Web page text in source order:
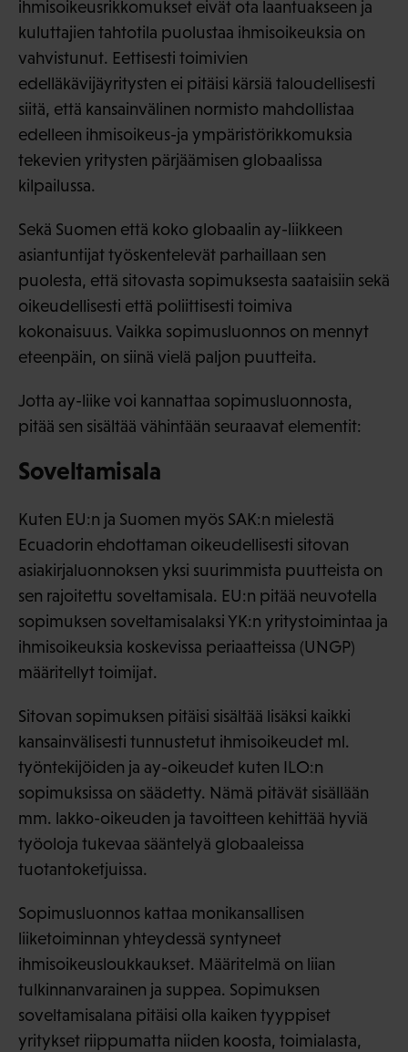
ihmisoikeusrikkomukset eivät ota laantuakseen ja
kuluttajien tahtotila puolustaa ihmisoikeuksia on
vahvistunut. Eettisesti toimivien
edelläkävijäyritysten ei pitäisi kärsiä taloudellisesti
siitä, että kansainvälinen normisto mahdollistaa
edelleen ihmisoikeus-ja ympäristörikkomuksia
tekevien yritysten pärjäämisen globaalissa
kilpailussa.
Sekä Suomen että koko globaalin ay-liikkeen
asiantuntijat työskentelevät parhaillaan sen
puolesta, että sitovasta sopimuksesta saataisiin sekä
oikeudellisesti että poliittisesti toimiva
kokonaisuus. Vaikka sopimusluonnos on mennyt
eteenpäin, on siinä vielä paljon puutteita.
Jotta ay-liike voi kannattaa sopimusluonnosta,
pitää sen sisältää vähintään seuraavat elementit:
Soveltamisala
Kuten EU:n ja Suomen myös SAK:n mielestä
Ecuadorin ehdottaman oikeudellisesti sitovan
asiakirjaluonnoksen yksi suurimmista puutteista on
sen rajoitettu soveltamisala. EU:n pitää neuvotella
sopimuksen soveltamisalaksi YK:n yritystoimintaa ja
ihmisoikeuksia koskevissa periaatteissa (UNGP)
määritellyt toimijat.
Sitovan sopimuksen pitäisi sisältää lisäksi kaikki
kansainvälisesti tunnustetut ihmisoikeudet ml.
työntekijöiden ja ay-oikeudet kuten ILO:n
sopimuksissa on säädetty. Nämä pitävät sisällään
mm. lakko-oikeuden ja tavoitteen kehittää hyviä
työoloja tukevaa sääntelyä globaaleissa
tuotantoketjuissa.
Sopimusluonnos kattaa monikansallisen
liiketoiminnan yhteydessä syntyneet
ihmisoikeusloukkaukset. Määritelmä on liian
tulkinnanvarainen ja suppea. Sopimuksen
soveltamisalana pitäisi olla kaiken tyyppiset
yritykset riippumatta niiden koosta, toimialasta,